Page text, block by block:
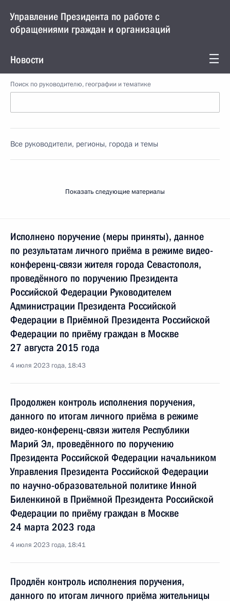
Управление Президента по работе с
обращениями граждан и организаций
Новости
Поиск по руководителю, географии и тематике
Все руководители, регионы, города и темы
Показать следующие материалы
Исполнено поручение (меры приняты), данное
по результатам личного приёма в режиме видео-
конференц-связи жителя города Севастополя,
проведённого по поручению Президента
Российской Федерации Руководителем
Администрации Президента Российской
Федерации в Приёмной Президента Российской
Федерации по приёму граждан в Москве
27 августа 2015 года
4 июля 2023 года, 18:43
Продолжен контроль исполнения поручения,
данного по итогам личного приёма в режиме
видео-конференц-связи жителя Республики
Марий Эл, проведённого по поручению
Президента Российской Федерации начальником
Управления Президента Российской Федерации
по научно-образовательной политике Инной
Биленкиной в Приёмной Президента Российской
Федерации по приёму граждан в Москве
24 марта 2023 года
4 июля 2023 года, 18:41
Продлён контроль исполнения поручения,
данного по итогам личного приёма жительницы